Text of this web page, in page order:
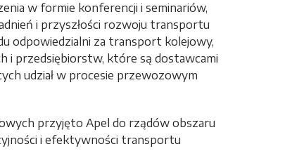
w formie konferencji i seminariów,
i przyszłości rozwoju transportu
odpowiedzialni za transport kolejowy,
przedsiębiorstw, które są dostawcami
udział w procesie przewozowym
przyjęto Apel do rządów obszaru
i efektywności transportu